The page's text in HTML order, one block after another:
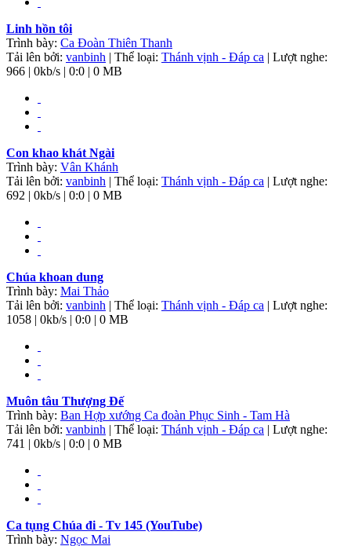
Linh hồn tôi
Trình bày: Ca Đoàn Thiên Thanh
Tải lên bởi: vanbinh | Thể loại: Thánh vịnh - Đáp ca | Lượt nghe:
966 | 0kb/s | 0:0 | 0 MB
Con khao khát Ngài
Trình bày: Vân Khánh
Tải lên bởi: vanbinh | Thể loại: Thánh vịnh - Đáp ca | Lượt nghe:
692 | 0kb/s | 0:0 | 0 MB
Chúa khoan dung
Trình bày: Mai Thảo
Tải lên bởi: vanbinh | Thể loại: Thánh vịnh - Đáp ca | Lượt nghe:
1058 | 0kb/s | 0:0 | 0 MB
Muôn tâu Thượng Đế
Trình bày: Ban Hợp xướng Ca đoàn Phục Sinh - Tam Hà
Tải lên bởi: vanbinh | Thể loại: Thánh vịnh - Đáp ca | Lượt nghe:
741 | 0kb/s | 0:0 | 0 MB
Ca tụng Chúa đi - Tv 145 (YouTube)
Trình bày: Ngọc Mai